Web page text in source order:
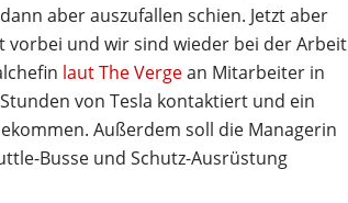
aber auszufallen schien. Jetzt aber
vorbei und wir sind wieder bei der Arbeit
laut The Vergean Mitarbeiter in
von Tesla kontaktiert und ein
Außerdem soll die Managerin
Busse und Schutz-Ausrüstung